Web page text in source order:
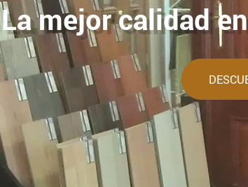
La mejor calidad